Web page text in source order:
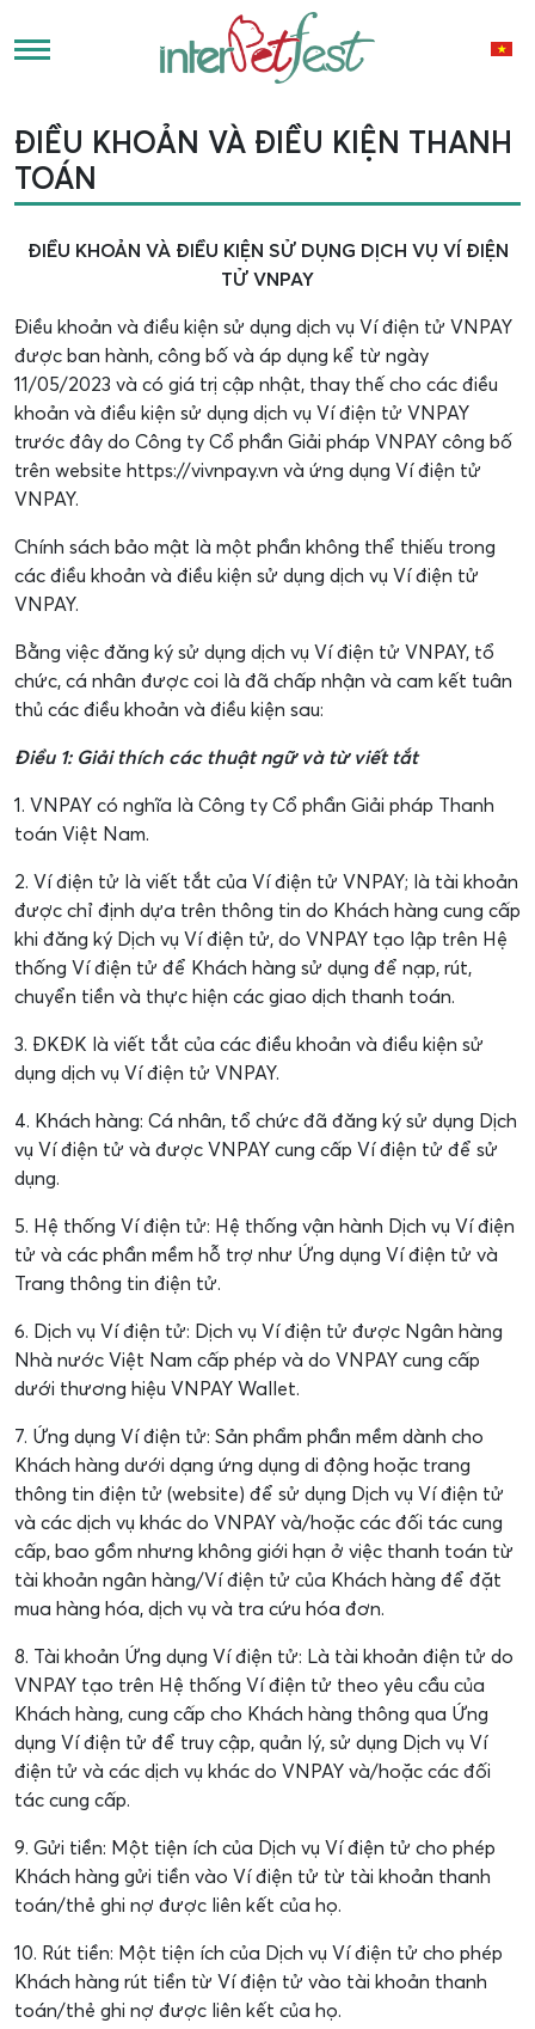
ĐIỀU KHOẢN VÀ ĐIỀU KIỆN THANH
TOÁN
ĐIỀU KHOẢN VÀ ĐIỀU KIỆN SỬ DỤNG DỊCH VỤ VÍ ĐIỆN
TỬ VNPAY
Điều khoản và điều kiện sử dụng dịch vụ Ví điện tử VNPAY
được ban hành, công bố và áp dụng kể từ ngày
11/05/2023 và có giá trị cập nhật, thay thế cho các điều
khoản và điều kiện sử dụng dịch vụ Ví điện tử VNPAY
trước đây do Công ty Cổ phần Giải pháp VNPAY công bố
trên website https://vivnpay.vn và ứng dụng Ví điện tử
VNPAY.
Chính sách bảo mật là một phần không thể thiếu trong
các điều khoản và điều kiện sử dụng dịch vụ Ví điện tử
VNPAY.
Bằng việc đăng ký sử dụng dịch vụ Ví điện tử VNPAY, tổ
chức, cá nhân được coi là đã chấp nhận và cam kết tuân
thủ các điều khoản và điều kiện sau:
Điều 1: Giải thích các thuật ngữ và từ viết tắt
1. VNPAY có nghĩa là Công ty Cổ phần Giải pháp Thanh
toán Việt Nam.
2. Ví điện tử là viết tắt của Ví điện tử VNPAY; là tài khoản
được chỉ định dựa trên thông tin do Khách hàng cung cấp
khi đăng ký Dịch vụ Ví điện tử, do VNPAY tạo lập trên Hệ
thống Ví điện tử để Khách hàng sử dụng để nạp, rút,
chuyển tiền và thực hiện các giao dịch thanh toán.
3. ĐKĐK là viết tắt của các điều khoản và điều kiện sử
dụng dịch vụ Ví điện tử VNPAY.
4. Khách hàng: Cá nhân, tổ chức đã đăng ký sử dụng Dịch
vụ Ví điện tử và được VNPAY cung cấp Ví điện tử để sử
dụng.
5. Hệ thống Ví điện tử: Hệ thống vận hành Dịch vụ Ví điện
tử và các phần mềm hỗ trợ như Ứng dụng Ví điện tử và
Trang thông tin điện tử.
6. Dịch vụ Ví điện tử: Dịch vụ Ví điện tử được Ngân hàng
Nhà nước Việt Nam cấp phép và do VNPAY cung cấp
dưới thương hiệu VNPAY Wallet.
7. Ứng dụng Ví điện tử: Sản phẩm phần mềm dành cho
Khách hàng dưới dạng ứng dụng di động hoặc trang
thông tin điện tử (website) để sử dụng Dịch vụ Ví điện tử
và các dịch vụ khác do VNPAY và/hoặc các đối tác cung
cấp, bao gồm nhưng không giới hạn ở việc thanh toán từ
tài khoản ngân hàng/Ví điện tử của Khách hàng để đặt
mua hàng hóa, dịch vụ và tra cứu hóa đơn.
8. Tài khoản Ứng dụng Ví điện tử: Là tài khoản điện tử do
VNPAY tạo trên Hệ thống Ví điện tử theo yêu cầu của
Khách hàng, cung cấp cho Khách hàng thông qua Ứng
dụng Ví điện tử để truy cập, quản lý, sử dụng Dịch vụ Ví
điện tử và các dịch vụ khác do VNPAY và/hoặc các đối
tác cung cấp.
9. Gửi tiền: Một tiện ích của Dịch vụ Ví điện tử cho phép
Khách hàng gửi tiền vào Ví điện tử từ tài khoản thanh
toán/thẻ ghi nợ được liên kết của họ.
10. Rút tiền: Một tiện ích của Dịch vụ Ví điện tử cho phép
Khách hàng rút tiền từ Ví điện tử vào tài khoản thanh
toán/thẻ ghi nợ được liên kết của họ.